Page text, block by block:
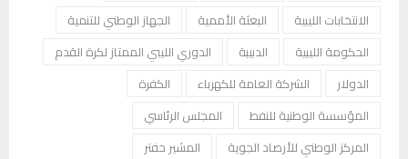
الانتخابات الليبية
البعثة الأممية
الجهاز الوطني للتنمية
الحكومة الليبية
الدبيبة
الدوري الليبي الممتاز لكرة القدم
الدولار
الشركة العامة للكهرباء
الكفرة
المؤسسة الوطنية للنفط
المجلس الرئاسي
المركز الوطني للأرصاد الجوية
المشير حفتر